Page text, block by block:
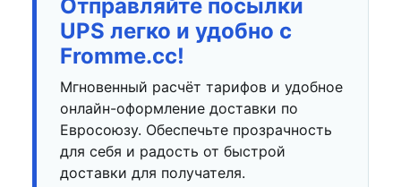
Отправляйте посылки
UPS легко и удобно с
Fromme.cc!
Мгновенный расчёт тарифов и удобное
онлайн-оформление доставки по
Евросоюзу. Обеспечьте прозрачность
для себя и радость от быстрой
доставки для получателя.